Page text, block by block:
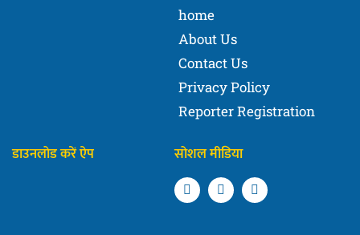
home
About Us
Contact Us
Privacy Policy
Reporter Registration
डाउनलोड करें ऐप सोशल मीडिया